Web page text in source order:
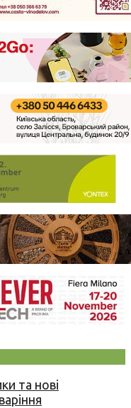
та нові